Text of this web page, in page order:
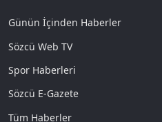
Günün İçinden Haberler
Sözcü Web TV
Spor Haberleri
Sözcü E-Gazete
Tüm Haberler